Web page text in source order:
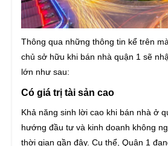
Thông qua những thông tin kể trên
chủ sở hữu khi bán nhà quận 1 sẽ
lớn như sau:
Có giá trị tài sản cao
Khả năng sinh lời cao khi bán nhà ở
hướng đầu tư và kinh doanh không
thời gian gần đây. Cụ thể, Quận 1